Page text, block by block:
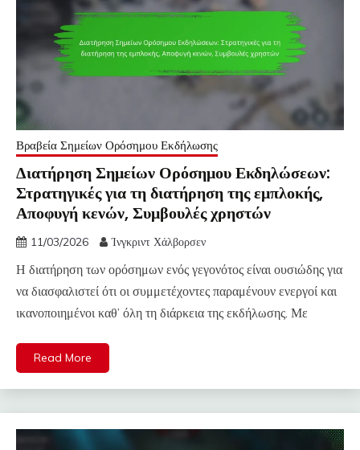
Βραβεία Σημείων Ορόσημου Εκδήλωσης
Διατήρηση Σημείων Ορόσημου Εκδηλώσεων:
Στρατηγικές για τη διατήρηση της εμπλοκής,
Αποφυγή κενών, Συμβουλές χρηστών
11/03/2026 Ίνγκριντ Χάλβορσεν
Η διατήρηση των ορόσημων ενός γεγονότος είναι ουσιώδης για
να διασφαλιστεί ότι οι συμμετέχοντες παραμένουν ενεργοί και
ικανοποιημένοι καθ’ όλη τη διάρκεια της εκδήλωσης. Με
Read More